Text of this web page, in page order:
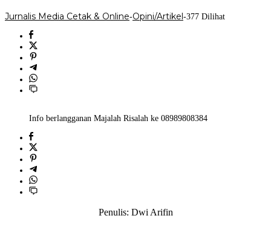
Jurnalis Media Cetak & Online-Opini/Artikel-377 Dilihat
Info berlangganan Majalah Risalah ke 08989808384
Penulis: Dwi Arifin